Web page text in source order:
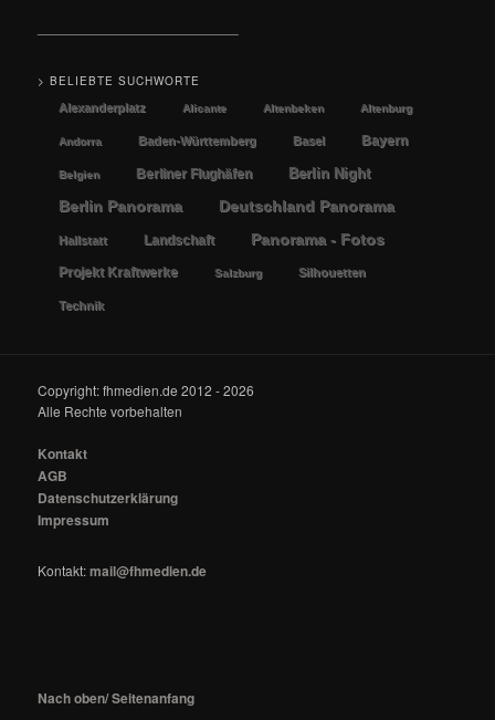
> BELIEBTE SUCHWORTE
Alexanderplatz Alicante Altenbeken Altenburg
Andorra Baden-Württemberg Basel Bayern
Belgien Berliner Flughäfen
Berlin Night
Berlin Panorama
Deutschland Panorama
Hallstatt Landschaft Panorama - Fotos
Projekt Kraftwerke Salzburg Silhouetten
Technik
Copyright: fhmedien.de 2012 - 2026
Alle Rechte vorbehalten
Kontakt
AGB
Datenschutzerklärung
Impressum
Kontakt:mail@fhmedien.de
Nach oben/ Seitenanfang